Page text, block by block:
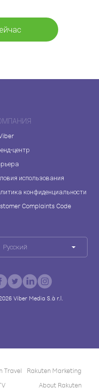
центр
использования
конфиденциальности
Complaints Code
Русский
Viber Media S.à r.l.
Travel
Rakuten Marketing
About Rakuten